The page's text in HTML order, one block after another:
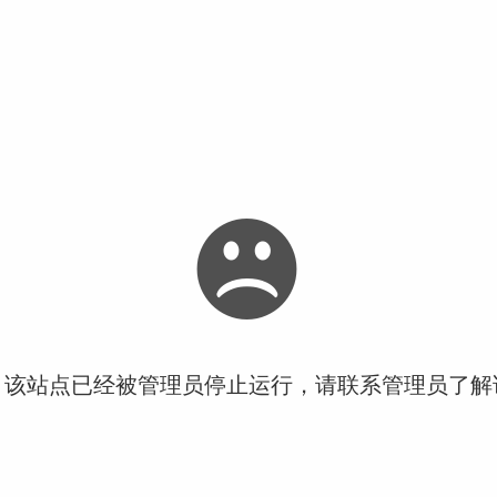
站点已经被管理员停止运行，请联系管理员了